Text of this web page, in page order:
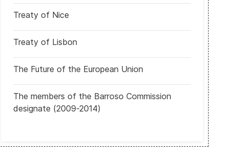
superar mayoría en la Cámara de Representantes y
Movimiento de Regeneración Nacional (Morena) se
Treaty of Nice
Treaty of Lisbon
The Future of the European Union
The members of the Barroso Commission
designate (2009-2014)